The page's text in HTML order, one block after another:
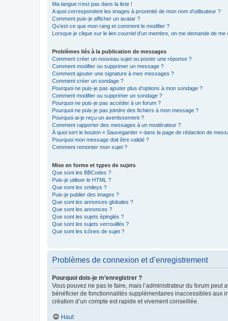
Ma langue n’est pas dans la liste !
A quoi correspondent les images à proximité de mon nom d’utilisateur ?
Comment puis-je afficher un avatar ?
Qu’est-ce que mon rang et comment le modifier ?
Lorsque je clique sur le lien courrield’un membre, on me demande de me
Problèmes liés à la publication de messages
Comment créer un nouveau sujet ou poster une réponse ?
Comment modifier ou supprimer un message ?
Comment ajouter une signature à mes messages ?
Comment créer un sondage ?
Pourquoi ne puis-je pas ajouter plus d’options à mon sondage ?
Comment modifier ou supprimer un sondage ?
Pourquoi ne puis-je pas accéder à un forum ?
Pourquoi ne puis-je pas joindre des fichiers à mon message ?
Pourquoi ai-je reçu un avertissement ?
Comment rapporter des messages à un modérateur ?
À quoi sert le bouton « Sauvegarder » dans la page de rédaction de
Pourquoi mon message doit être validé ?
Comment remonter mon sujet ?
Mise en forme et types de sujets
Que sont les BBCodes ?
Puis-je utiliser le HTML ?
Que sont les smileys ?
Puis-je publier des images ?
Que sont les annonces globales ?
Que sont les annonces ?
Que sont les sujets épinglés ?
Que sont les sujets verrouillés ?
Que sont les icônes de sujet ?
Problèmes de connexion et d’enregistrement
Pourquoi dois-je m’enregistrer ?
Vous pouvez ne pas le faire, mais l’administrateur du forum peut
bénéficier de fonctionnalités supplémentaires inaccessibles aux
création d’un compte est rapide et vivement conseillée.
Haut